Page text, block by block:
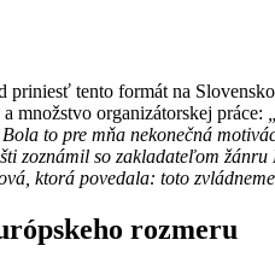
tento formát na
množstvo organizátorskej práce:
to pre mňa nekonečná
zoznámil so zakladateľom
ktorá povedala: toto
rozmeru